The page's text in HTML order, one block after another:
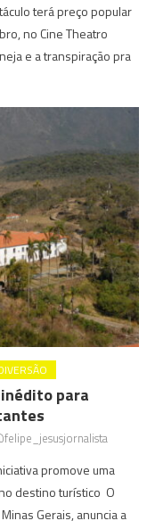
terá preço popular
no Cine Theatro
e a transpiração pra
para
promove uma
destino turístico O
Gerais, anuncia a